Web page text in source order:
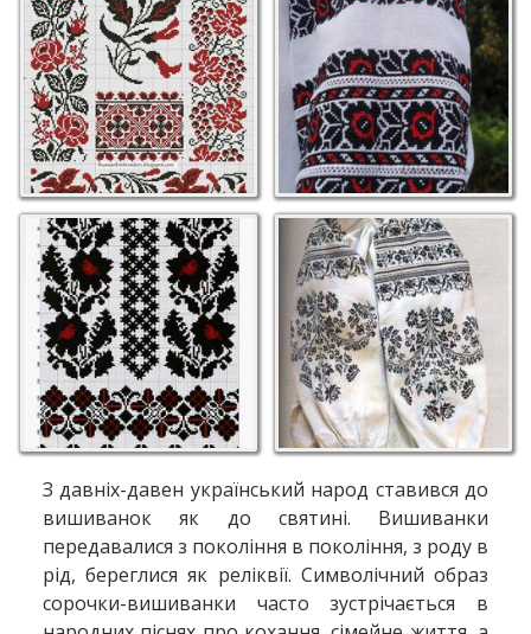
З давніх-давен український народ ставився до
вишиванок як до святині. Вишиванки
передавалися з покоління в покоління, з роду в
рід, береглися як реліквії. Символічний образ
сорочки-вишиванки часто зустрічається в